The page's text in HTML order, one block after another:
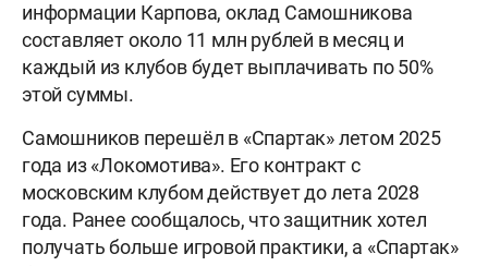
информации Карпова, оклад Самошникова
составляет около 11 млн рублей в месяц и
каждый из клубов будет выплачивать по 50%
этой суммы.
Самошников перешёл в «Спартак» летом 2025
года из «Локомотива». Его контракт с
московским клубом действует до лета 2028
года. Ранее сообщалось, что защитник хотел
получать больше игровой практики, а «Спартак»